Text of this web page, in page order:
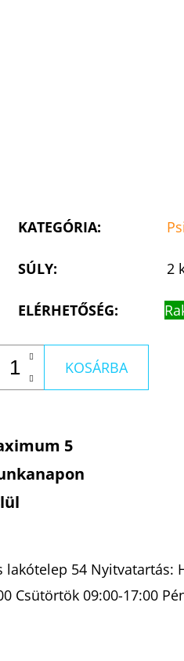
KATEGÓRIA:
SÚLY: 2
ELÉRHETŐSÉG:
KOSÁRBA
5
lakótelep 54 Nyitvatartás:
Csütörtök 09:00-17:00